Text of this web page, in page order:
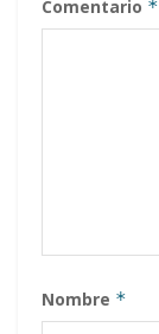
Comentario *
Nombre *